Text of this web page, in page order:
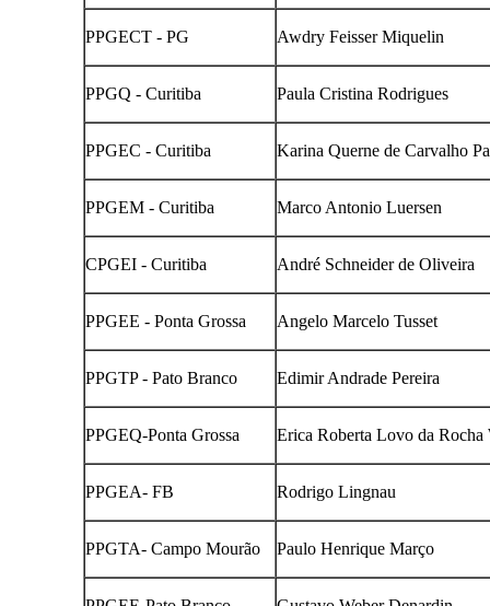
PPGECT - PG Awdry Feisser Miquelin
PPGQ - Curitiba Paula Cristina Rodrigues
PPGEC - Curitiba Karina Querne de Carvalho
PPGEM - Curitiba Marco Antonio Luersen
CPGEI - Curitiba André Schneider de Oliveira
PPGEE - Ponta Grossa Angelo Marcelo Tusset
PPGTP - Pato Branco Edimir Andrade Pereira
PPGEQ-Ponta Grossa Erica Roberta Lovo da Rocha
PPGEA- FB Rodrigo Lingnau
PPGTA- Campo Mourão Paulo Henrique Março